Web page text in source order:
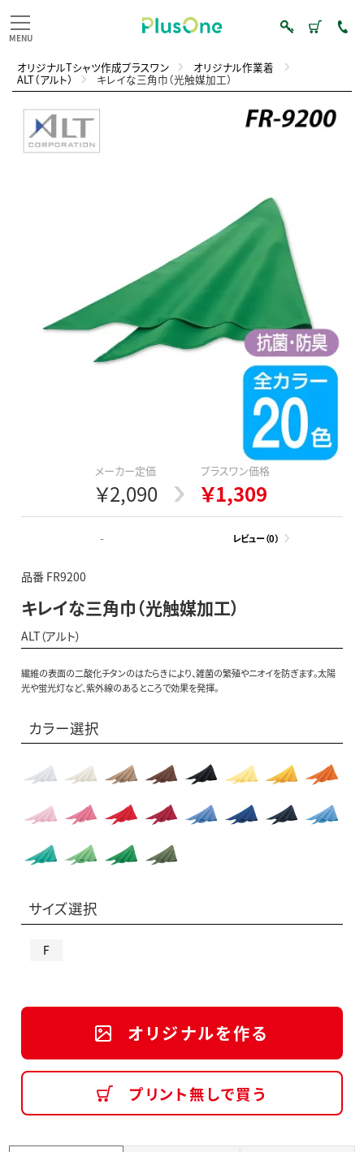
オリジナルTシャツ作成プラスワン オリジナル作業着
ALT（アルト） キレイな三角巾（光触媒加工）
メーカー定価
￥2,090
プラスワン価格
￥1,309
- レビュー（0）
品番 FR9200
キレイな三角巾（光触媒加工）
ALT（アルト）
繊維の表面の二酸化チタンのはたらきにより、雑菌の繁殖やニオイを防ぎます。太陽
光や蛍光灯など、紫外線のあるところで効果を発揮。
カラー選択
サイズ選択
F
オリジナルを作る
プリント無しで買う